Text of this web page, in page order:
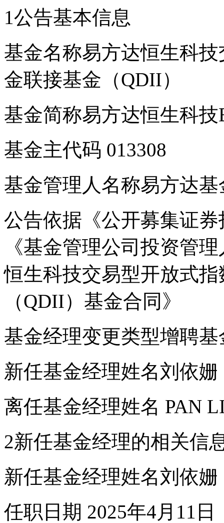
1公告基本信息
基金名称易方达恒生科
金联接基金（QDII）
基金简称易方达恒生科
基金主代码 013308
基金管理人名称易方达
公告依据《公开募集证
《基金管理公司投资管
恒生科技交易型开放式
（QDII）基金合同》
基金经理变更类型增聘
新任基金经理姓名刘依姗
离任基金经理姓名 PAN
2新任基金经理的相关信
新任基金经理姓名刘依姗
任职日期 2025年4月11日